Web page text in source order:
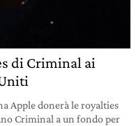
di Criminal ai
Apple donerà le royalties
Criminal a un fondo per